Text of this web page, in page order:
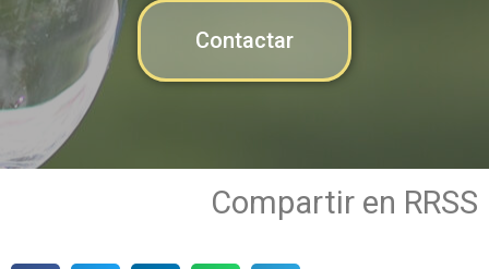
Contactar
Compartir en RRSS